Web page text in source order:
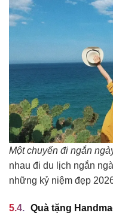
Một chuyến đi ngắn
nhau đi du lịch ngắn
những kỷ niệm đẹp
Quà tặng